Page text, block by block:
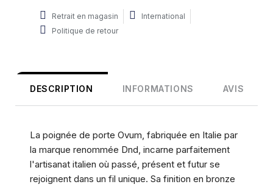
Retrait en magasin
International
Politique de retour
DESCRIPTION INFORMATIONS AVIS
La poignée de porte Ovum, fabriquée en Italie par
la marque renommée Dnd, incarne parfaitement
l'artisanat italien où passé, présent et futur se
rejoignent dans un fil unique. Sa finition en bronze